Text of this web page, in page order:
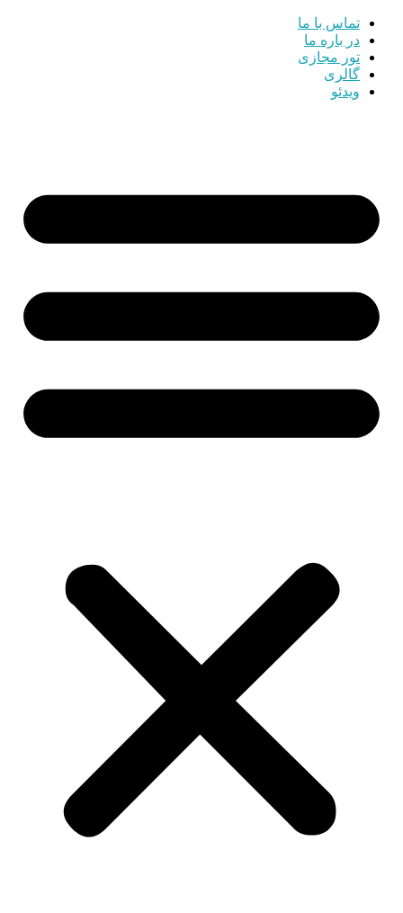
تماس با ما
در باره ما
تور مجازی
گالری
ویدئو